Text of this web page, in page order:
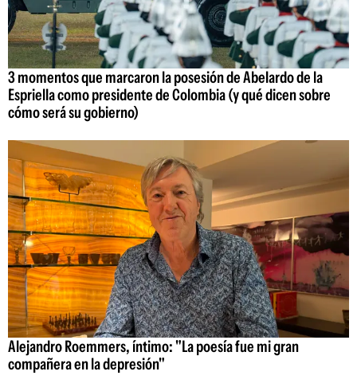
3 momentos que marcaron la posesión de Abelardo de la
Espriella como presidente de Colombia (y qué dicen sobre
cómo será su gobierno)
Alejandro Roemmers, íntimo: "La poesía fue mi gran
compañera en la depresión"